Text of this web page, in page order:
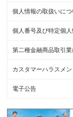
個人情報の取扱いにつ
個人番号及び特定個
第二種金融商品取引
カスタマーハラスメ
電子公告